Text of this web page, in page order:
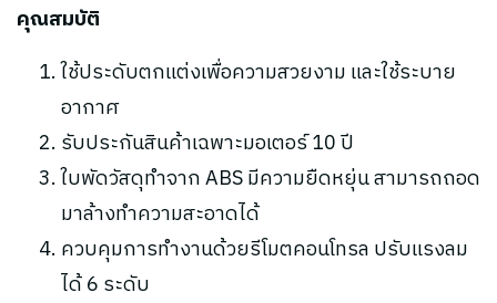
คุณสมบัติ
ใช้ประดับตกแต่งเพื่อความสวยงาม และใช้ระบาย
อากาศ
รับประกันสินค้าเฉพาะมอเตอร์ 10 ปี
ใบพัดวัสดุทำจาก ABS มีความยืดหยุ่น สามารถถอด
มาล้างทำความสะอาดได้
ควบคุมการทำงานด้วยรีโมตคอนโทรล ปรับแรงลม
ได้ 6 ระดับ